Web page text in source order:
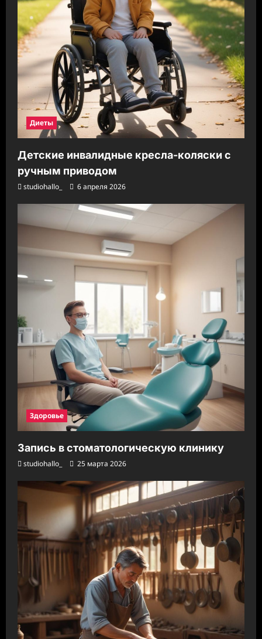
Диеты
Детские инвалидные кресла-коляски с
ручным приводом
studiohallo_ 6 апреля 2026
Здоровье
Запись в стоматологическую клинику
studiohallo_ 25 марта 2026